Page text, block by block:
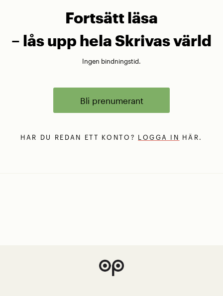
Fortsätt läsa
– lås upp hela Skrivas värld
Ingen bindningstid.
Bli prenumerant
HAR DU REDAN ETT KONTO? LOGGA IN HÄR.